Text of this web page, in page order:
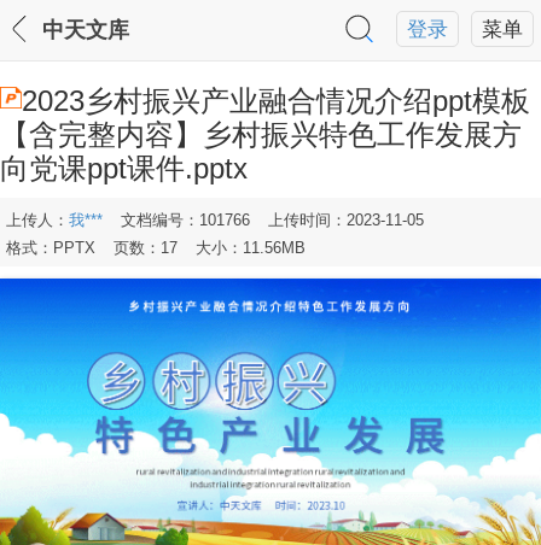
菜单
登录
中天文库
2023乡村振兴产业融合情况介绍ppt模板
【含完整内容】乡村振兴特色工作发展方
向党课ppt课件.pptx
上传人： 我*** 文档编号：101766
上传时间：2023-11-05
格式：PPTX
页数：17 大小：11.56MB